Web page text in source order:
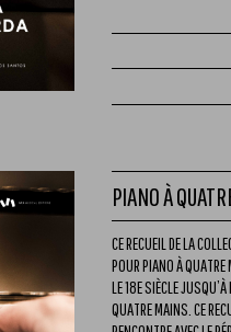
PIANO À
CE RECUEIL DE LA
POUR PIANO À
LE 18E SIÈCLE
QUATRE MAINS. CE